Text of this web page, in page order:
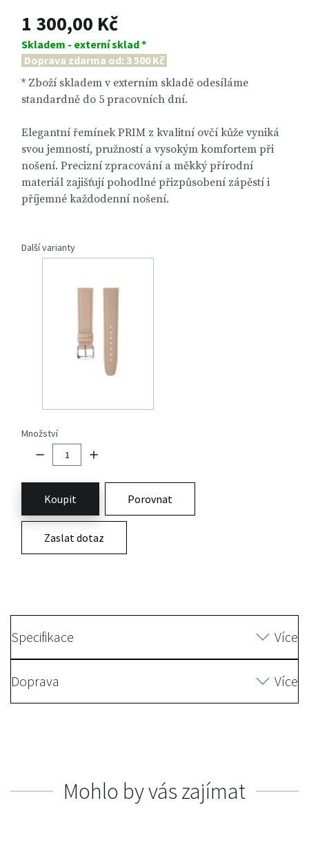
1 300,00 Kč
Skladem - externí sklad *
Doprava zdarma od: 3 500 Kč
* Zboží skladem v externím skladě odesíláme
standardně do 5 pracovních dní.
Elegantní řemínek PRIM z kvalitní ovčí kůže vyniká
svou jemností, pružností a vysokým komfortem při
nošení. Precizní zpracování a měkký přírodní
materiál zajišťují pohodlné přizpůsobení zápěstí i
příjemné každodenní nošení.
Další varianty
Množství
Koupit Porovnat
Zaslat dotaz
Specifikace Více
Doprava Více
Mohlo by vás zajímat